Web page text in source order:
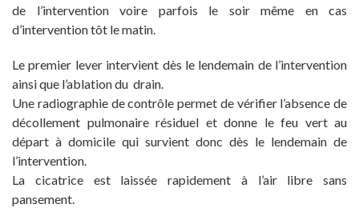
de l’intervention voire parfois le soir même en cas
d’intervention tôt le matin.
Le premier lever intervient dès le lendemain de l’intervention
ainsi que l’ablation du drain.
Une radiographie de contrôle permet de vérifier l’absence de
décollement pulmonaire résiduel et donne le feu vert au
départ à domicile qui survient donc dès le lendemain de
l’intervention.
La cicatrice est laissée rapidement à l’air libre sans
pansement.